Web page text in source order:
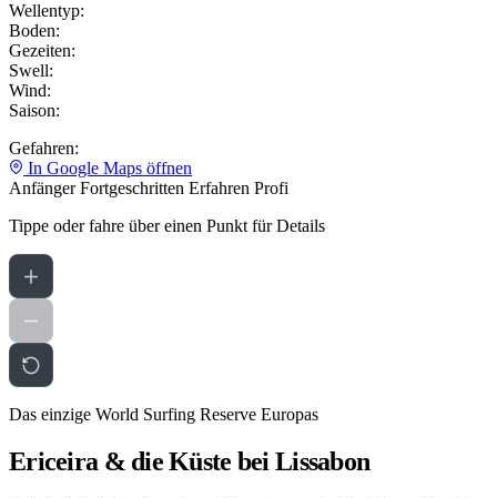
Wellentyp:
Boden:
Gezeiten:
Swell:
Wind:
Saison:
Gefahren:
In Google Maps öffnen
Anfänger Fortgeschritten Erfahren Profi
Tippe oder fahre über einen Punkt für Details
Das einzige World Surfing Reserve Europas
Ericeira & die Küste bei Lissabon